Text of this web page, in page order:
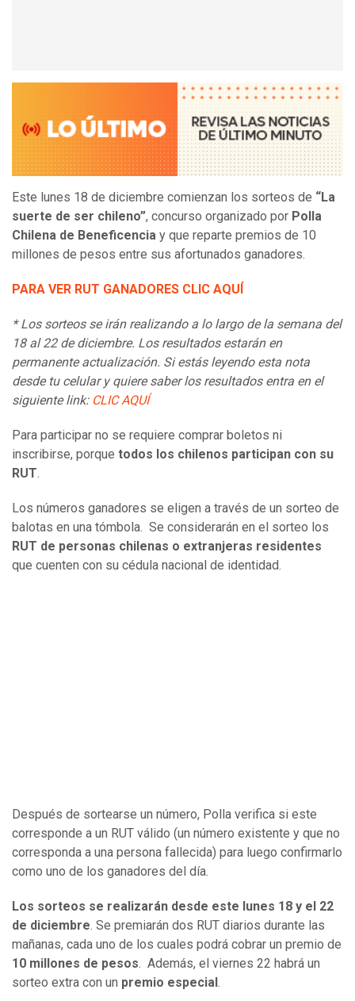
Este lunes 18 de diciembre comienzan los sorteos de “La
suerte de ser chileno”, concurso organizado por Polla
Chilena de Beneficencia y que reparte premios de 10
millones de pesos entre sus afortunados ganadores.
PARA VER RUT GANADORES CLIC AQUÍ
* Los sorteos se irán realizando a lo largo de la semana del
18 al 22 de diciembre. Los resultados estarán en
permanente actualización. Si estás leyendo esta nota
desde tu celular y quiere saber los resultados entra en el
siguiente link: CLIC AQUÍ
Para participar no se requiere comprar boletos ni
inscribirse, porque todos los chilenos participan con su
RUT.
Los números ganadores se eligen a través de un sorteo de
balotas en una tómbola. Se considerarán en el sorteo los
RUT de personas chilenas o extranjeras residentes
que cuenten con su cédula nacional de identidad.
Después de sortearse un número, Polla verifica si este
corresponde a un RUT válido (un número existente y que no
corresponda a una persona fallecida) para luego confirmarlo
como uno de los ganadores del día.
Los sorteos se realizarán desde este lunes 18 y el 22
de diciembre. Se premiarán dos RUT diarios durante las
mañanas, cada uno de los cuales podrá cobrar un premio de
10 millones de pesos. Además, el viernes 22 habrá un
sorteo extra con un premio especial .